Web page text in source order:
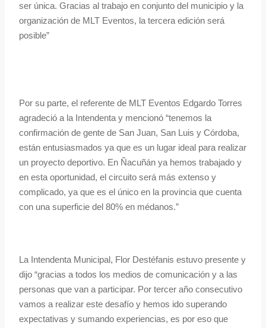
ser única. Gracias al trabajo en conjunto del municipio y la
organización de MLT Eventos, la tercera edición será
posible”
Por su parte, el referente de MLT Eventos Edgardo Torres
agradeció a la Intendenta y mencionó “tenemos la
confirmación de gente de San Juan, San Luis y Córdoba,
están entusiasmados ya que es un lugar ideal para realizar
un proyecto deportivo. En Ñacuñán ya hemos trabajado y
en esta oportunidad, el circuito será más extenso y
complicado, ya que es el único en la provincia que cuenta
con una superficie del 80% en médanos.”
La Intendenta Municipal, Flor Destéfanis estuvo presente y
dijo “gracias a todos los medios de comunicación y a las
personas que van a participar. Por tercer año consecutivo
vamos a realizar este desafío y hemos ido superando
expectativas y sumando experiencias, es por eso que